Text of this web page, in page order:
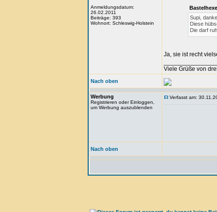
Anmeldungsdatum:
26.02.2011
Beiträge: 393
Wohnort: Schleswig-Holstein
Supi,
Diese
Die darf
Ja, sie ist recht
Viele Grüße von
Nach oben
Werbung
Registrieren oder Einloggen,
um Werbung auszublenden
Verfasst am:
Nach oben